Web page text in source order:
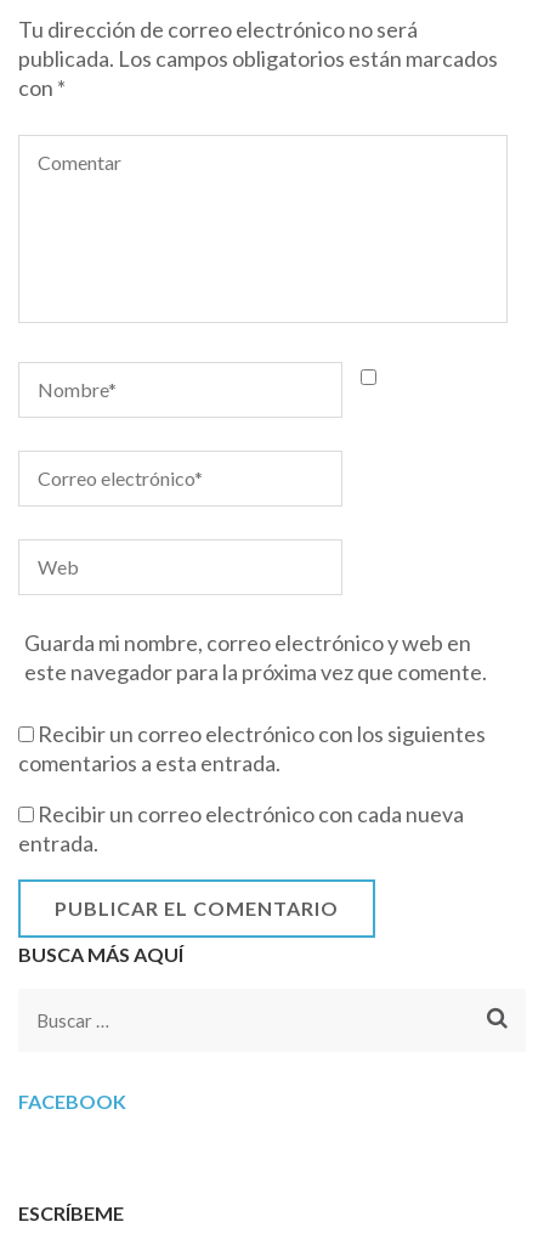
Tu dirección de correo electrónico no será
publicada. Los campos obligatorios están marcados
con *
Guarda mi nombre, correo electrónico y web en
este navegador para la próxima vez que comente.
Recibir un correo electrónico con los siguientes
comentarios a esta entrada.
Recibir un correo electrónico con cada nueva
entrada.
BUSCA MÁS AQUÍ
Buscar:
FACEBOOK
ESCRÍBEME